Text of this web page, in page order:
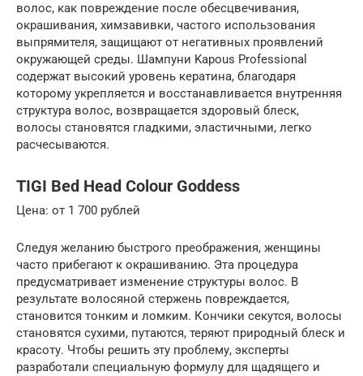
волос, как повреждение после обесцвечивания,
окрашивания, химзавивки, частого использования
выпрямителя, защищают от негативных проявлений
окружающей среды. Шампуни Kapous Professional
содержат высокий уровень кератина, благодаря
которому укрепляется и восстанавливается внутренняя
структура волос, возвращается здоровый блеск,
волосы становятся гладкими, эластичными, легко
расчесываются.
TIGI Bed Head Colour Goddess
Цена: от 1 700 рублей
Следуя желанию быстрого преображения, женщины
часто прибегают к окрашиванию. Эта процедура
предусматривает изменение структуры волос. В
результате волосяной стержень повреждается,
становится тонким и ломким. Кончики секутся, волосы
становятся сухими, путаются, теряют природный блеск и
красоту. Чтобы решить эту проблему, эксперты
разработали специальную формулу для щадящего и